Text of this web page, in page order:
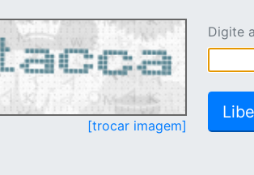
[trocar imagem]
Digite